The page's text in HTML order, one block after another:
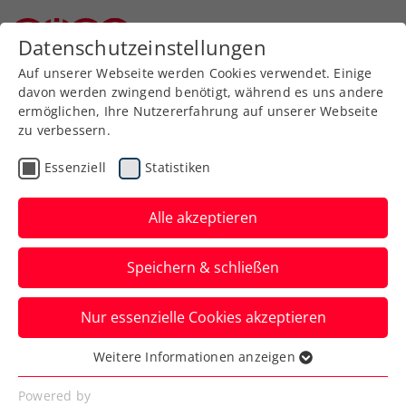
Zurück zur Newsübersicht
Billie Jean King Cup
Tapfere Paszek, starke
Kraus: ÖTV-Damen
wahren nach Tag 1 die
Siegchancen
Nach den ersten beiden Einzeln im Billie
Jean King Cup gegen Lettland steht es in
Schwechat 1:1.
Datenschutzeinstellungen
Auf unserer Webseite werden Cookies verwendet. Einige
davon werden zwingend benötigt, während es uns andere
ermöglichen, Ihre Nutzererfahrung auf unserer Webseite
zu verbessern.
Essenziell Statistiken
Alle akzeptieren
Speichern & schließen
Nur essenzielle Cookies akzeptieren
Essenziell
Essenzielle Cookies werden für grundlegende
Weitere Informationen anzeigen
Powered by